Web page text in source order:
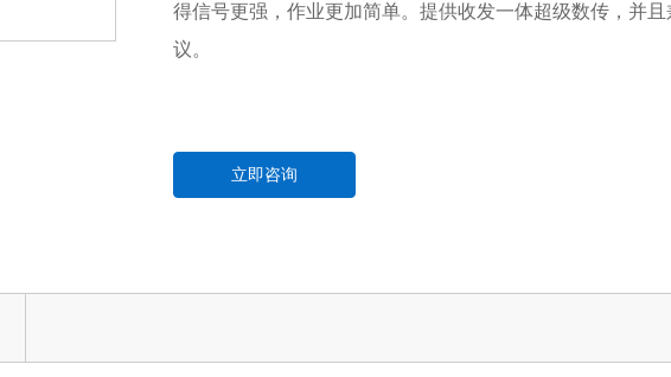
得信号更强，作业更加简单。提供收发一体超级数传，并
议。
立即咨询